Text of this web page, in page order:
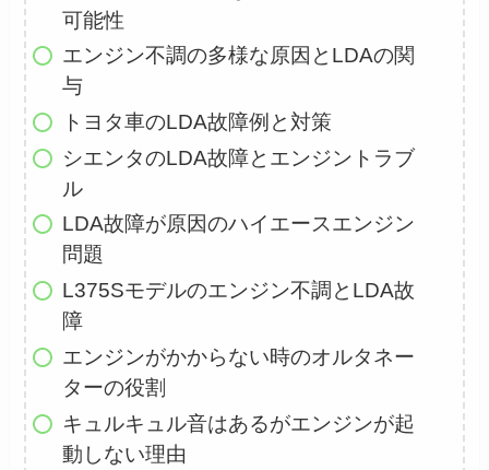
可能性
エンジン不調の多様な原因とLDAの関
与
トヨタ車のLDA故障例と対策
シエンタのLDA故障とエンジントラブ
ル
LDA故障が原因のハイエースエンジン
問題
L375Sモデルのエンジン不調とLDA故
障
エンジンがかからない時のオルタネー
ターの役割
キュルキュル音はあるがエンジンが起
動しない理由